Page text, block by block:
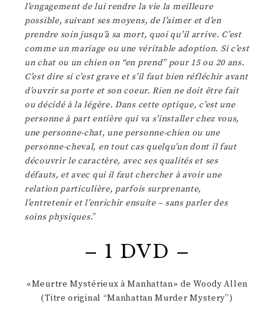
l’engagement de lui rendre la vie la meilleure
possible, suivant ses moyens, de l’aimer et d’en
prendre soin jusqu’à sa mort, quoi qu’il arrive. C’est
comme un mariage ou une véritable adoption. Si c’est
un chat ou un chien on “en prend” pour 15 ou 20 ans.
C’est dire si c’est grave et s’il faut bien réfléchir avant
d’ouvrir sa porte et son coeur. Rien ne doit être fait
ou décidé à la légère. Dans cette optique, c’est une
personne à part entière qui va s’installer chez vous,
une personne-chat, une personne-chien ou une
personne-cheval, en tout cas quelqu’un dont il faut
découvrir le caractère, avec ses qualités et ses
défauts, et avec qui il faut chercher à avoir une
relation particulière, parfois surprenante,
l’entretenir et l’enrichir ensuite – sans parler des
soins physiques.”
– 1 DVD –
«Meurtre Mystérieux à Manhattan» de Woody Allen
(Titre original “Manhattan Murder Mystery”)